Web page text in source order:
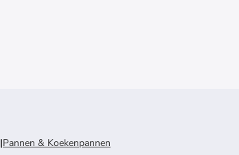
|Pannen & Koekenpannen